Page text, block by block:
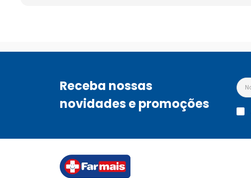
Receba nossas
novidades e promoções